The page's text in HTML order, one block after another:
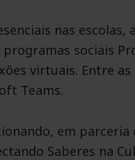
nas escolas,
sociais
virtuais. Entre
Teams.
em parceria
Saberes na